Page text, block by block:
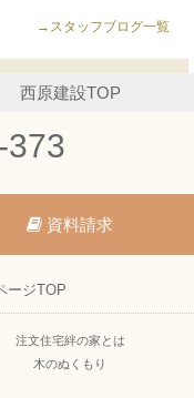
→スタッフブログ一覧
西原建設TOP
373
資料請求
ージTOP
注文住宅絆の家とは
木のぬくもり